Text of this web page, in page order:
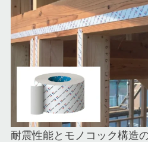
耐震性能とモノコック構造